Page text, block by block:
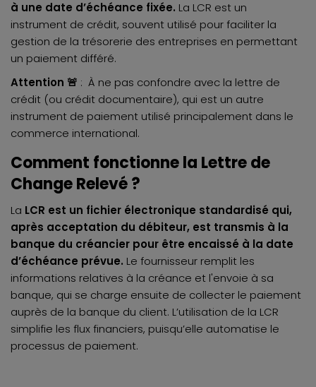
à une date d’échéance fixée. La LCR est un
instrument de crédit, souvent utilisé pour faciliter la
gestion de la trésorerie des entreprises en permettant
un paiement différé.
Attention 🚨 : À ne pas confondre avec la lettre de
crédit (ou crédit documentaire), qui est un autre
instrument de paiement utilisé principalement dans le
commerce international.
Comment fonctionne la Lettre de
Change Relevé ?
La LCR est un fichier électronique standardisé qui,
après acceptation du débiteur, est transmis à la
banque du créancier pour être encaissé à la date
d’échéance prévue. Le fournisseur remplit les
informations relatives à la créance et l'envoie à sa
banque, qui se charge ensuite de collecter le paiement
auprès de la banque du client. L’utilisation de la LCR
simplifie les flux financiers, puisqu’elle automatise le
processus de paiement.